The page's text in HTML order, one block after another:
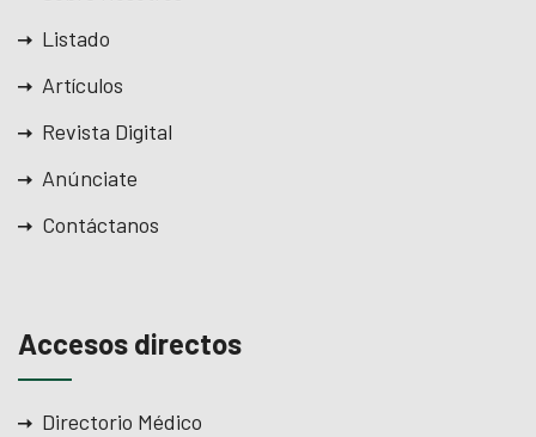
Listado
Artículos
Revista Digital
Anúnciate
Contáctanos
Accesos directos
Directorio Médico